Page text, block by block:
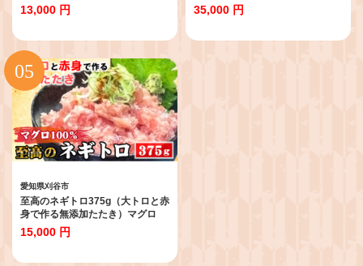
ま 食事券 ステーキ レストラン 食
事チケット サラダバー 食べ放題
リンクバー 外食 家族利用 ランチ
ディナー 刈谷店 愛知県 No.250
13,000 円
100％ ／ ネギトロ 無添加 マグロ
100％ 植物油脂不使用 手刻み 粗
CAS冷凍 ネギトロ丼 手巻き寿司
35,000 円
愛知県刈谷市
至高のネギトロ375g（大トロと赤
身で作る無添加たたき）マグロ
100％ ／ ネギトロ 無添加 マグロ
100％ 植物油脂不使用 手刻み 粗
15,000 円